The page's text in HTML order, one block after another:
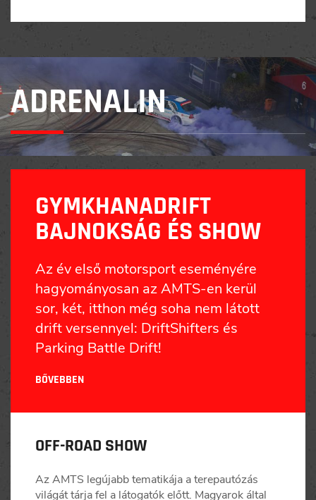
ADRENALIN
GYMKHANADRIFT
BAJNOKSÁG ÉS SHOW
Az év első motorsport eseményére
hagyományosan az AMTS-en kerül
sor, két, itthon még soha nem látott
drift versennyel: DriftShifters és
Parking Battle Drift!
BŐVEBBEN
OFF-ROAD SHOW
Az AMTS legújabb tematikája a terepautózás
világát tárja fel a látogatók előtt. Magyarok által